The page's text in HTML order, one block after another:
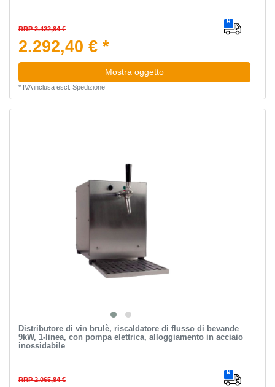
RRP 2.422,84 €
2.292,40 € *
Mostra oggetto
* IVA inclusaescl. Spedizione
Distributore di vin brulè, riscaldatore di flusso di bevande
9kW, 1-linea, con pompa elettrica, alloggiamento in acciaio
inossidabile
RRP 2.065,84 €